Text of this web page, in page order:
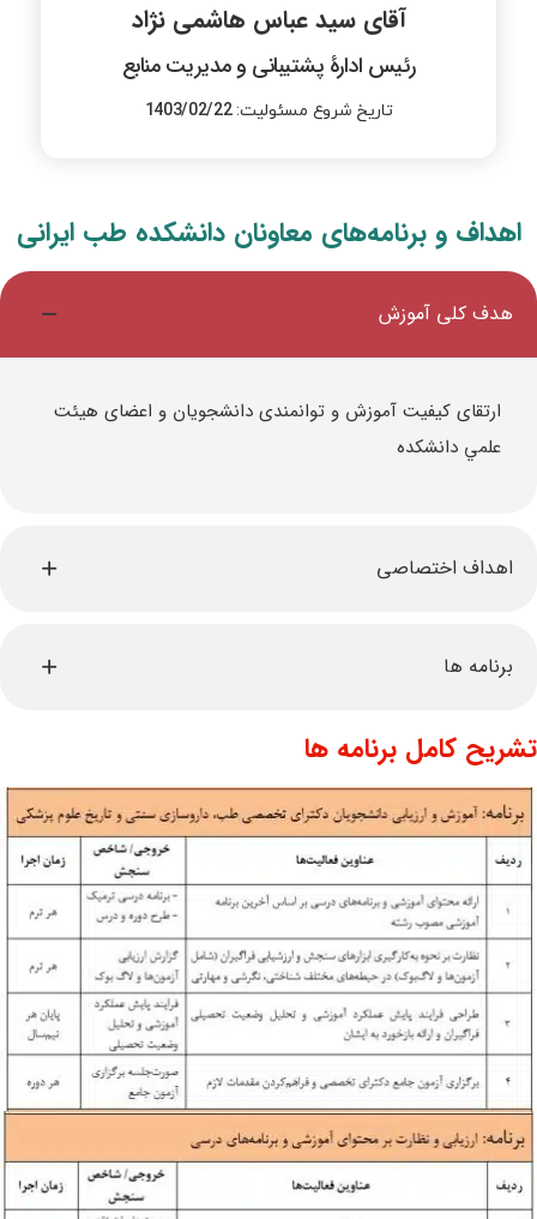
آقای سید عباس هاشمی نژاد
رئیس ادارۀ پشتیبانی و مدیریت منابع
تاریخ شروع مسئولیت:1403/02/22
اهداف و برنامه‌های معاونان دانشکده طب ایرانی
هدف كلی آموزش
ارتقای كیفیت آموزش و توانمندی دانشجویان و اعضای هیئت
علمي دانشكده
اهداف اختصاصی
برنامه ها
تشریح کامل برنامه ها